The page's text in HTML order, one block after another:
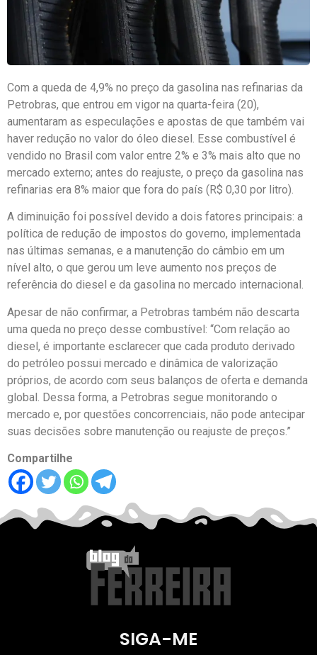
Com a queda de 4,9% no preço da gasolina nas refinarias da
Petrobras, que entrou em vigor na quarta-feira (20),
aumentaram as especulações e apostas de que também vai
haver redução no valor do óleo diesel. Esse combustível é
vendido no Brasil com valor entre 2% e 3% mais alto que no
mercado externo; antes do reajuste, o preço da gasolina nas
refinarias era 8% maior que fora do país (R$ 0,30 por litro).
A diminuição foi possível devido a dois fatores principais: a
política de redução de impostos do governo, implementada
nas últimas semanas, e a manutenção do câmbio em um
nível alto, o que gerou um leve aumento nos preços de
referência do diesel e da gasolina no mercado internacional.
Apesar de não confirmar, a Petrobras também não descarta
uma queda no preço desse combustível: “Com relação ao
diesel, é importante esclarecer que cada produto derivado
do petróleo possui mercado e dinâmica de valorização
próprios, de acordo com seus balanços de oferta e demanda
global. Dessa forma, a Petrobras segue monitorando o
mercado e, por questões concorrenciais, não pode antecipar
suas decisões sobre manutenção ou reajuste de preços.”
Compartilhe
SIGA-ME